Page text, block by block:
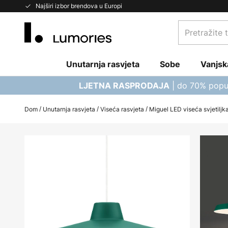
Najširi izbor brendova u Europi
Skip
Pretražite
trgovinu...
Unutarnja rasvjeta Sobe
LJETNA RASPRODAJA | do 70%
Dom Unutarnja rasvjeta Viseća rasvjeta Miguel LED viseća